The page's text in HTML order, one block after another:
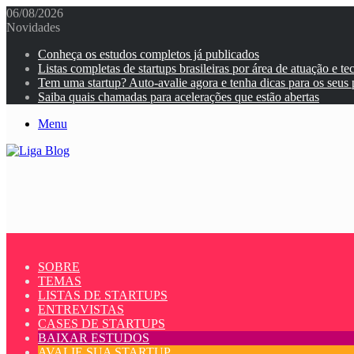
06/08/2026
Novidades
Conheça os estudos completos já publicados
Listas completas de startups brasileiras por área de atuação e
Tem uma startup? Auto-avalie agora e tenha dicas para os seus
Saiba quais chamadas para acelerações que estão abertas
Menu
SOBRE
TEMAS
LISTAS DE STARTUPS
ENTREVISTAS
CASES DE STARTUPS
BAIXAR ESTUDOS